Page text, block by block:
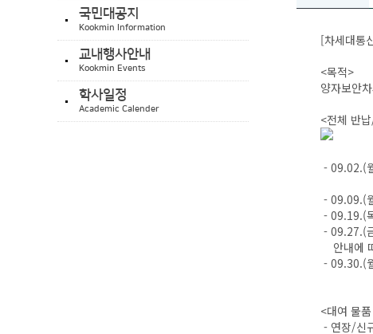
국민대공지
Kookmin Information
교내행사안내
Kookmin Events
학사일정
Academic Calender
[차세대통
<목적>
양자보안
<전체 반
- 09.02.(
- 09.09.(
- 09.19.(
- 09.27.(
안내에
- 09.30.(
<대여 물
- 연장/신